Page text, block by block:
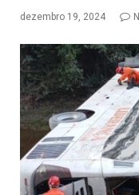
dezembro 19, 2024